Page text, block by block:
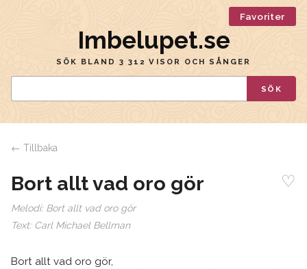
Favoriter
Imbelupet.se
SÖK BLAND 3 312 VISOR OCH SÅNGER
SÖK
← Tillbaka
Bort allt vad oro gör ♡
Melodi: Bort allt vad oro gör
Text: Carl Michael Bellman
Bort allt vad oro gör,